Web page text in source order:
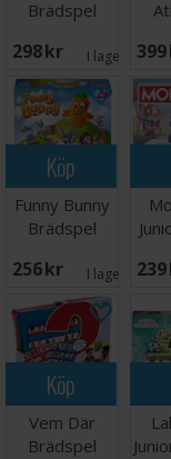
Brädspel
298 SEK I lager: 4399
Köp
Funny Bunny
Brädspel
256 SEK I lager: 9239
Köp
Vem Där
Brädspel